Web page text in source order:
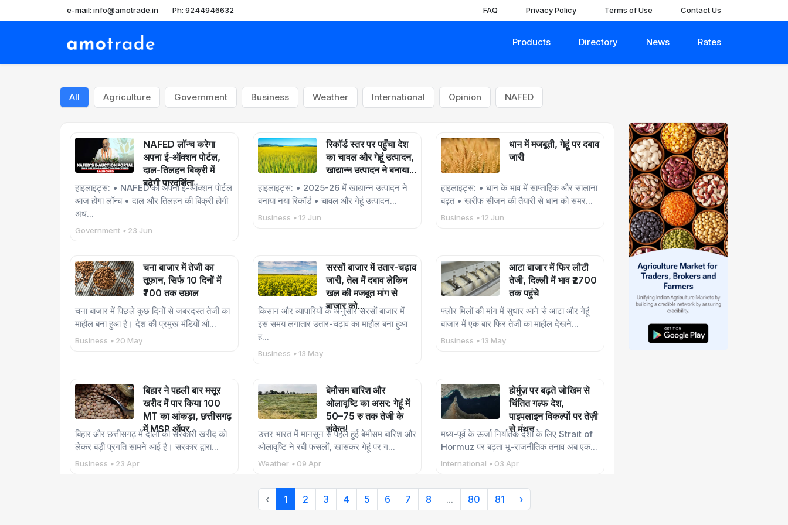
e-mail: info@amotrade.in Ph: 9244946632 FAQ Privacy Policy Terms of Use Contact Us
Products Directory News Rates
All Agriculture Government Business Weather International Opinion NAFED
NAFED लॉन्च करेगा
अपना ई-ऑक्शन पोर्टल,
दाल-तिलहन बिक्री में
बढ़ेगी पारदर्शिता
हाइलाइट्स: • NAFED का अपना ई-ऑक्शन पोर्टल
आज होगा लॉन्च • दाल और तिलहन की बिक्री होगी
अध...
Government • 23 Jun
रिकॉर्ड स्तर पर पहुँचा देश
का चावल और गेहूं उत्पादन,
खाद्यान्न उत्पादन ने बनाया...
हाइलाइट्स: • 2025-26 में खाद्यान्न उत्पादन ने
बनाया नया रिकॉर्ड • चावल और गेहूं उत्पादन...
Business •12 Jun
धान में मजबूती, गेहूं पर दबाव
जारी
हाइलाइट्स: • धान के भाव में साप्ताहिक और सालाना
बढ़त • खरीफ सीजन की तैयारी से धान को समर...
Business •12 Jun
चना बाजार में तेजी का
तूफान, सिर्फ 10 दिनों में
₹700 तक उछाल
चना बाजार में पिछले कुछ दिनों से जबरदस्त तेजी का
माहौल बना हुआ है। देश की प्रमुख मंडियों औ...
Business • 20 May
सरसों बाजार में उतार-चढ़ाव
जारी, तेल में दबाव लेकिन
खल की मजबूत मांग से
बाजार को...
किसान और व्यापारियों के अनुसार सरसों बाजार में
इस समय लगातार उतार-चढ़ाव का माहौल बना हुआ
ह...
Business •13 May
आटा बाजार में फिर लौटी
तेजी, दिल्ली में भाव ₹2700
तक पहुंचे
फ्लोर मिलों की मांग में सुधार आने से आटा और गेहूं
बाजार में एक बार फिर तेजी का माहौल देखने...
Business •13 May
बिहार ने पहली बार मसूर
खरीद में पार किया 100
MT का आंकड़ा, छत्तीसगढ़
में MSP ऑपर...
बिहार और छत्तीसगढ़ में दालों की सरकारी खरीद को
लेकर बड़ी प्रगति सामने आई है। सरकार द्वारा...
Business • 23 Apr
बेमौसम बारिश और
ओलावृष्टि का असर: गेहूं में
50–75 रु तक तेजी के
संकेत!
उत्तर भारत में मानसून से पहले हुई बेमौसम बारिश और
ओलावृष्टि ने रबी फसलों, खासकर गेहूं पर ग...
Weather •09 Apr
होर्मुज़ पर बढ़ते जोखिम से
चिंतित गल्फ देश,
पाइपलाइन विकल्पों पर तेज़ी
से मंथन
मध्य-पूर्व के ऊर्जा निर्यातक देशों के लिए Strait of
Hormuz पर बढ़ता भू-राजनीतिक तनाव अब एक...
International •03 Apr
उरद आयात नीति पर बड़ा
फैसला – अब 31 मार्च
‹ 1 2 3 4 5 6 7 8 ... 80 81 ›